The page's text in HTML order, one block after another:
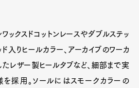
ワックスドコットンレースやダブルステッ
ド入りヒールカラー、アーカイブのワーカ
レザー製ヒールタブなど、細部まで実
採用。ソールにはスモークカラーの